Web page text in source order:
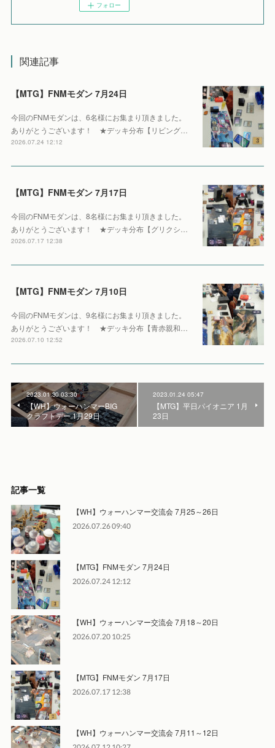
フォロー
関連記事
【MTG】FNMモダン 7月24日
今回のFNMモダンは、6名様にお集まり頂きました。
ありがとうございます！ ★デッキ分布【リビング…
2026.07.24 12:12
【MTG】FNMモダン 7月17日
今回のFNMモダンは、8名様にお集まり頂きました。
ありがとうございます！ ★デッキ分布【グリクシ…
2026.07.17 12:38
【MTG】FNMモダン 7月10日
今回のFNMモダンは、9名様にお集まり頂きました。
ありがとうございます！ ★デッキ分布【青赤親和…
2026.07.10 12:52
2023.01.30 03:30
【WH】ウォーハンマーBIG
クラフトデー 1月29日
2023.01.24 05:47
【MTG】平日パイオニア 1月
23日
記事一覧
【WH】ウォーハンマー交流会 7月25～26日
2026.07.26 09:40
【MTG】FNMモダン 7月24日
2026.07.24 12:12
【WH】ウォーハンマー交流会 7月18～20日
2026.07.20 10:25
【MTG】FNMモダン 7月17日
2026.07.17 12:38
【WH】ウォーハンマー交流会 7月11～12日